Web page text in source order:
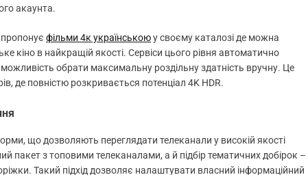
акаунта.
фільми 4к українськоюу своєму каталозі де можна
кіно в найкращій якості. Сервіси цього рівня автоматично
обрати максимальну роздільну здатність вручну. Це
де повністю розкривається потенціал 4K HDR.
що дозволяють переглядати телеканали у високій якості
пакет з топовими телеканалами, а й підбір тематичних добірок –
Такий підхід дозволяє налаштувати власний інформаційний